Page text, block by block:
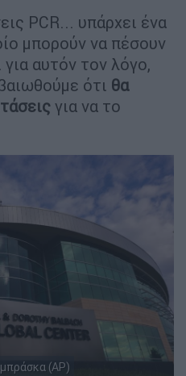
PCR... υπάρχει ένα
μπορούν να πέσουν
αυτόν τον λόγο,
ότι θα
για να το
(AP)